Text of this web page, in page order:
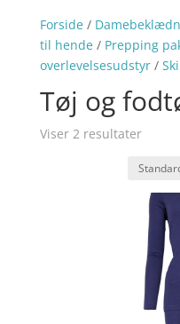
Forside/
til hende/ Prepping
overlevelsesudstyr/
Tøj og
Viser 2 resultater